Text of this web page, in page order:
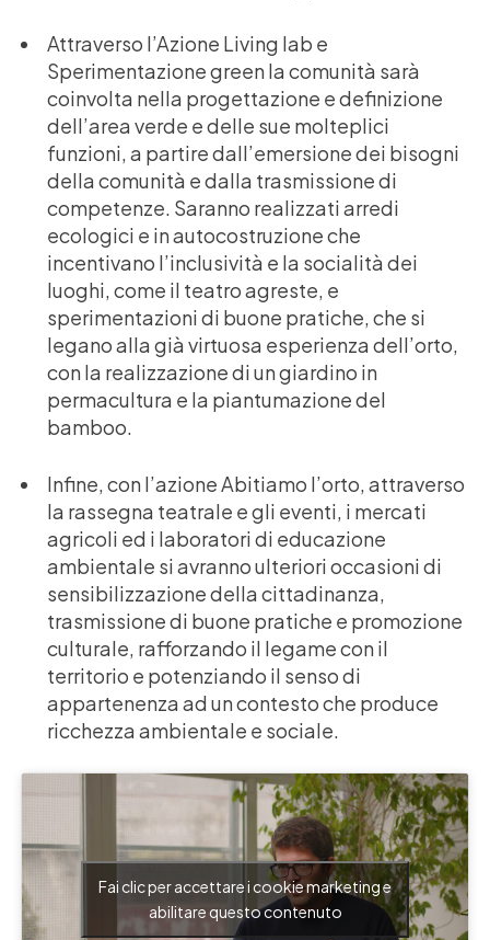
Attraverso l’Azione Living lab e
Sperimentazione green la comunità sarà
coinvolta nella progettazione e definizione
dell’area verde e delle sue molteplici
funzioni, a partire dall’emersione dei bisogni
della comunità e dalla trasmissione di
competenze. Saranno realizzati arredi
ecologici e in autocostruzione che
incentivano l’inclusività e la socialità dei
luoghi, come il teatro agreste, e
sperimentazioni di buone pratiche, che si
legano alla già virtuosa esperienza dell’orto,
con la realizzazione di un giardino in
permacultura e la piantumazione del
bamboo.
Infine, con l’azione Abitiamo l’orto, attraverso
la rassegna teatrale e gli eventi, i mercati
agricoli ed i laboratori di educazione
ambientale si avranno ulteriori occasioni di
sensibilizzazione della cittadinanza,
trasmissione di buone pratiche e promozione
culturale, rafforzando il legame con il
territorio e potenziando il senso di
appartenenza ad un contesto che produce
ricchezza ambientale e sociale.
Fai clic per accettare i cookie marketing e
abilitare questo contenuto